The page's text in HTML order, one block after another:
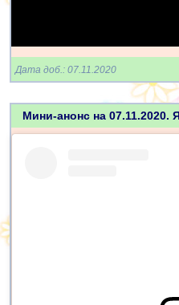
Дата доб.: 07.11.2020
Мини-анонс на 07.11.2020.